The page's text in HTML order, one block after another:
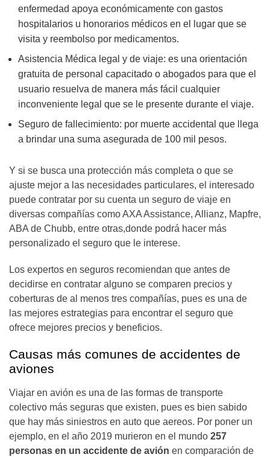
enfermedad apoya económicamente con gastos
hospitalarios u honorarios médicos en el lugar que se
visita y reembolso por medicamentos.
Asistencia Médica legal y de viaje: es una orientación
gratuita de personal capacitado o abogados para que el
usuario resuelva de manera más fácil cualquier
inconveniente legal que se le presente durante el viaje.
Seguro de fallecimiento: por muerte accidental que llega
a brindar una suma asegurada de 100 mil pesos.
Y si se busca una protección más completa o que se
ajuste mejor a las necesidades particulares, el interesado
puede contratar por su cuenta un seguro de viaje en
diversas compañías como AXA Assistance, Allianz, Mapfre,
ABA de Chubb, entre otras,donde podrá hacer más
personalizado el seguro que le interese.
Los expertos en seguros recomiendan que antes de
decidirse en contratar alguno se comparen precios y
coberturas de al menos tres compañías, pues es una de
las mejores estrategias para encontrar el seguro que
ofrece mejores precios y beneficios.
Causas más comunes de accidentes de
aviones
Viajar en avión es una de las formas de transporte
colectivo más seguras que existen, pues es bien sabido
que hay más siniestros en auto que aereos. Por poner un
ejemplo, en el año 2019 murieron en el mundo 257
personas en un accidente de avión en comparación de